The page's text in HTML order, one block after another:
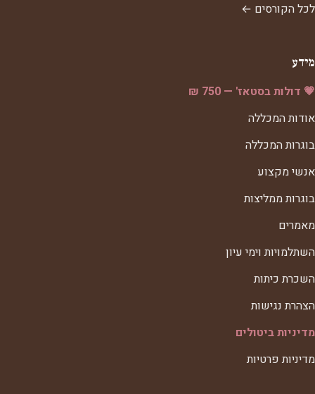
לכל הקורסים ←
מידע
💗 דולות בסטאז' — 750 ₪
אודות המכללה
בוגרות המכללה
אנשי מקצוע
בוגרות ממליצות
מאמרים
השתלמויות וימי עיון
השכרת כיתות
הצהרת נגישות
מדיניות ביטולים
מדיניות פרטיות